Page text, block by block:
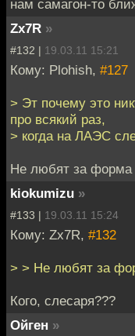
нам самагон-то
Zx7R »
#132 | 19.03.11 15:21
Кому: Plohish, #127
> Эт почему это
про всякий раз,
> когда на ЛАЭС
Не любят за форма
kiokumizu »
#133 | 19.03.11 15:24
Кому: Zx7R, #132
> > Не любят за
Кого, слесаря???
Ойген »